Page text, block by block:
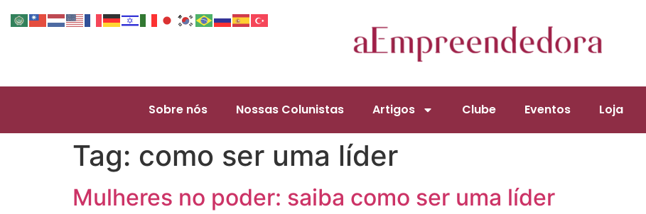
Sobre nós Nossas Colunistas Artigos Clube Eventos Loja
Tag: como ser uma líder
Mulheres no poder: saiba como ser uma líder